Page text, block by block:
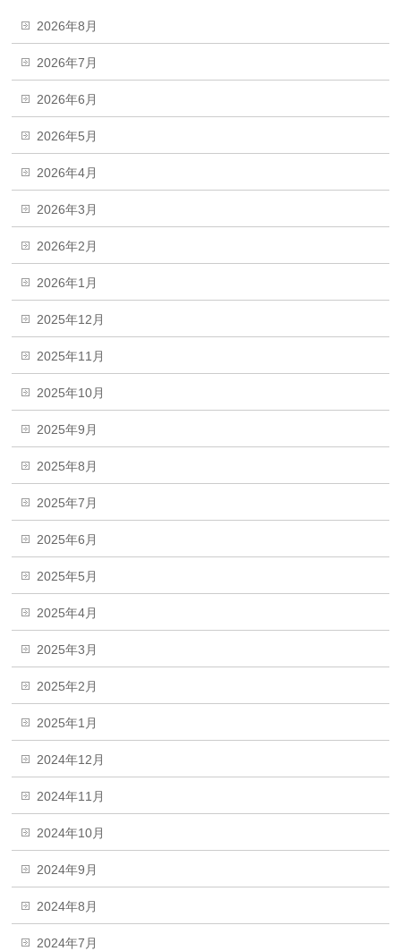
2026年8月
2026年7月
2026年6月
2026年5月
2026年4月
2026年3月
2026年2月
2026年1月
2025年12月
2025年11月
2025年10月
2025年9月
2025年8月
2025年7月
2025年6月
2025年5月
2025年4月
2025年3月
2025年2月
2025年1月
2024年12月
2024年11月
2024年10月
2024年9月
2024年8月
2024年7月